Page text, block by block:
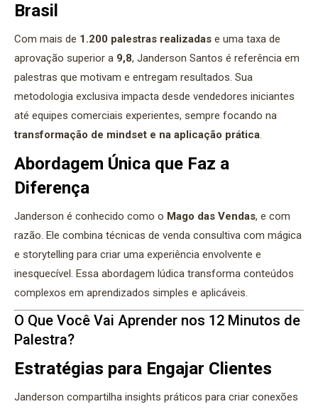
Brasil
Com mais de 1.200 palestras realizadas e uma taxa de
aprovação superior a 9,8, Janderson Santos é referência em
palestras que motivam e entregam resultados. Sua
metodologia exclusiva impacta desde vendedores iniciantes
até equipes comerciais experientes, sempre focando na
transformação de mindset e na aplicação prática.
Abordagem Única que Faz a
Diferença
Janderson é conhecido como o Mago das Vendas, e com
razão. Ele combina técnicas de venda consultiva com mágica
e storytelling para criar uma experiência envolvente e
inesquecível. Essa abordagem lúdica transforma conteúdos
complexos em aprendizados simples e aplicáveis.
O Que Você Vai Aprender nos 12 Minutos de
Palestra?
Estratégias para Engajar Clientes
Janderson compartilha insights práticos para criar conexões